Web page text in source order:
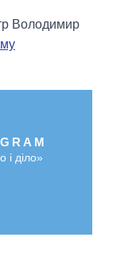
Володимир
і діло»